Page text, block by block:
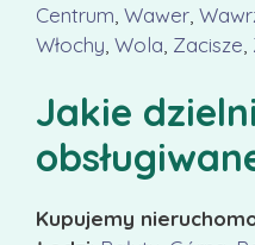
Centrum Wawer
Włochy Wola Zacisze
Jakie
Kupujemy